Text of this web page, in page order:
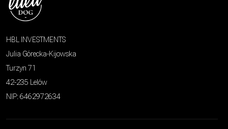
HBL INVESTMENTS
Julia Górecka-Kijowska
Turzyn 71
42-235 Lelów
NIP: 6462972634